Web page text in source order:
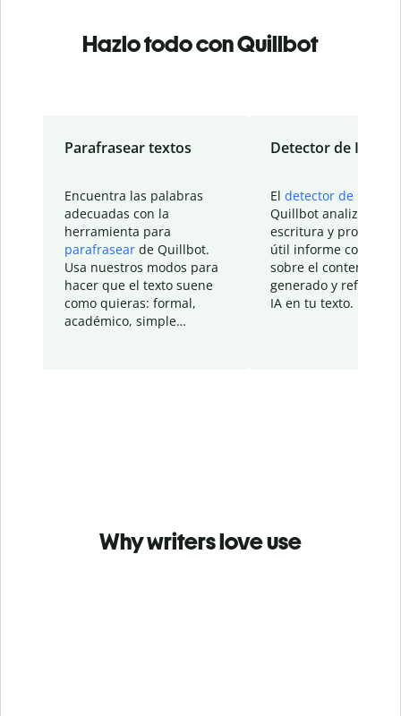
Hazlo todo con Quillbot
Parafrasear textos
Encuentra las palabras
adecuadas con la
herramienta para
parafrasear de Quillbot.
Usa nuestros modos para
hacer que el texto suene
como quieras: formal,
académico, simple…
Detector de IA
El detector de IA
Quillbot analiza tu
escritura y
útil informe con
sobre el contenido
generado y refinado
IA en tu texto.
Why writers love use